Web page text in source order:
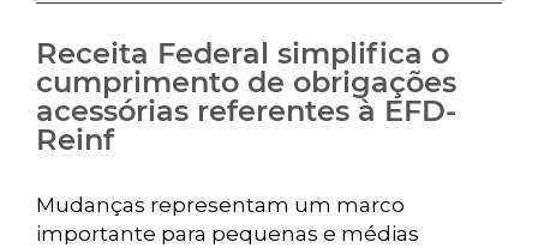
Receita Federal simplifica o
cumprimento de obrigações
acessórias referentes à EFD-
Reinf
Mudanças representam um marco
importante para pequenas e médias